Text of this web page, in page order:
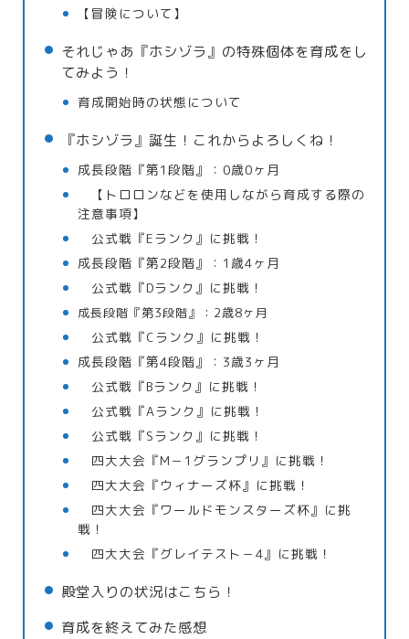
【冒険について】
それじゃあ『ホシゾラ』の特殊個体を育成をし
てみよう！
育成開始時の状態について
『ホシゾラ』誕生！これからよろしくね！
成長段階『第1段階』：0歳0ヶ月
【トロロンなどを使用しながら育成する際の
注意事項】
公式戦『Eランク』に挑戦！
成長段階『第2段階』：1歳4ヶ月
公式戦『Dランク』に挑戦！
成長段階『第3段階』：2歳8ヶ月
公式戦『Cランク』に挑戦！
成長段階『第4段階』：3歳3ヶ月
公式戦『Bランク』に挑戦！
公式戦『Aランク』に挑戦！
公式戦『Sランク』に挑戦！
四大大会『M－1グランプリ』に挑戦！
四大大会『ウィナーズ杯』に挑戦！
四大大会『ワールドモンスターズ杯』に挑
戦！
四大大会『グレイテスト－4』に挑戦！
殿堂入りの状況はこちら！
育成を終えてみた感想